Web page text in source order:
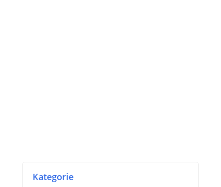
Kategorie